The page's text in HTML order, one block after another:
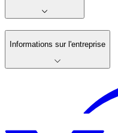
Informations sur l'entreprise